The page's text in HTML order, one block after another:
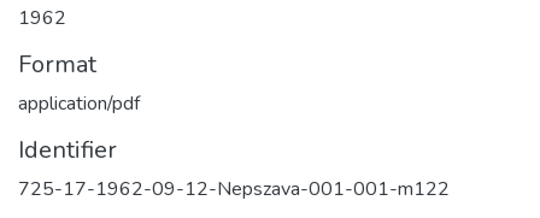
1962
Format
application/pdf
Identifier
725-17-1962-09-12-Nepszava-001-001-m122